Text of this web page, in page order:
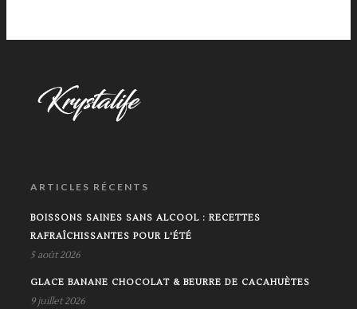
ARTICLES RÉCENTS
BOISSONS SAINES SANS ALCOOL : RECETTES
RAFRAÎCHISSANTES POUR L'ÉTÉ
5 août 2026
GLACE BANANE CHOCOLAT & BEURRE DE CACAHUÈTES
9 juillet 2026